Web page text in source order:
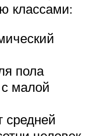
классами:
пола
малой
средней